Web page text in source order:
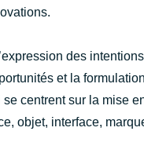
des
et la
centrent sur la mise
objet, interface,